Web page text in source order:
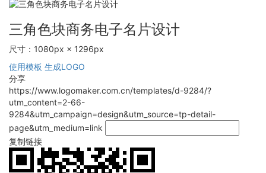
三角色块商务电子名片设计
尺寸：1080px × 1296px
使用模板 生成LOGO
分享
https://www.logomaker.com.cn/templates/d-9284/?
utm_content=2-66-
9284&utm_campaign=design&utm_source=tp-detail-
page&utm_medium=link
复制链接